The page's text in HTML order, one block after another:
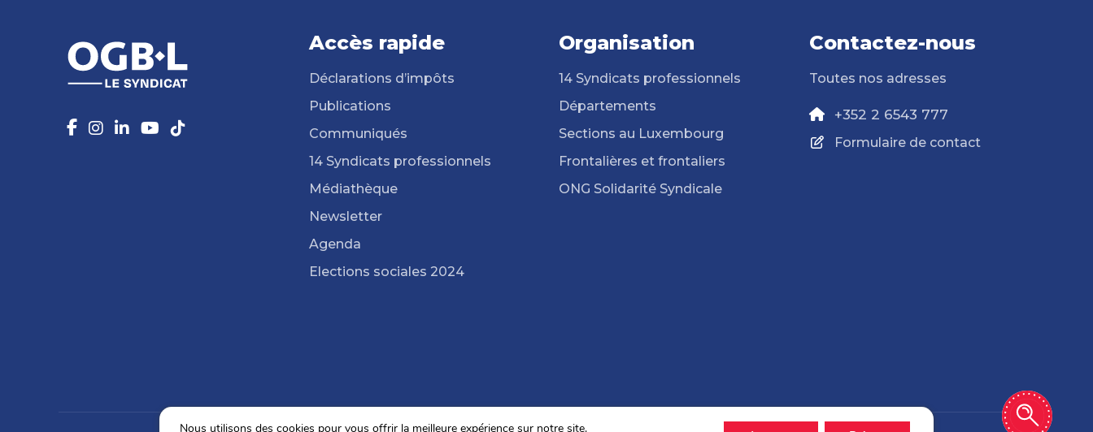
Accès rapide
Déclarations d’impôts
Publications
Communiqués
14 Syndicats professionnels
Médiathèque
Newsletter
Agenda
Elections sociales 2024
Organisation
14 Syndicats professionnels
Départements
Sections au Luxembourg
Frontalières et frontaliers
ONG Solidarité Syndicale
Contactez-nous
Toutes nos adresses
+352 2 6543 777
Formulaire de contact
Nous utilisons des cookies pour vous offrir la meilleure expérience sur notre site.